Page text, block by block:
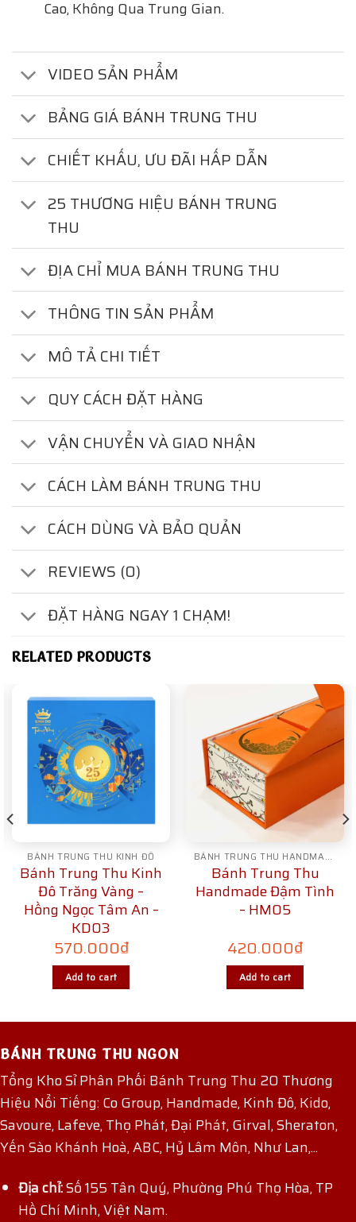
Cao, Không Qua Trung Gian.
VIDEO SẢN PHẨM
BẢNG GIÁ BÁNH TRUNG THU
CHIẾT KHẤU, ƯU ĐÃI HẤP DẪN
25 THƯƠNG HIỆU BÁNH TRUNG
THU
ĐỊA CHỈ MUA BÁNH TRUNG THU
THÔNG TIN SẢN PHẨM
MÔ TẢ CHI TIẾT
QUY CÁCH ĐẶT HÀNG
VẬN CHUYỂN VÀ GIAO NHẬN
CÁCH LÀM BÁNH TRUNG THU
CÁCH DÙNG VÀ BẢO QUẢN
REVIEWS (0)
ĐẶT HÀNG NGAY 1 CHẠM!
RELATED PRODUCTS
BÁNH TRUNG THU KINH ĐÔ
Bánh Trung Thu Kinh
Đô Trăng Vàng –
Hồng Ngọc Tâm An –
KD03
570.000₫
Add to cart
BÁNH TRUNG THU HANDMADE
Bánh Trung Thu
Handmade Đậm Tình
– HM05
420.000₫
Add to cart
BÁNH TRUNG THU NGON
Tổng Kho Sỉ Phân Phối Bánh Trung Thu 20 Thương
Hiệu Nổi Tiếng: Co Group, Handmade, Kinh Đô, Kido,
Savoure, Lafeve, Thọ Phát, Đại Phát, Girval, Sheraton,
Yến Sào Khánh Hoà, ABC, Hỷ Lâm Môn, Như Lan,...
Địa chỉ:Số 155 Tân Quý, Phường Phú Thọ Hòa, TP
Hồ Chí Minh, Việt Nam.